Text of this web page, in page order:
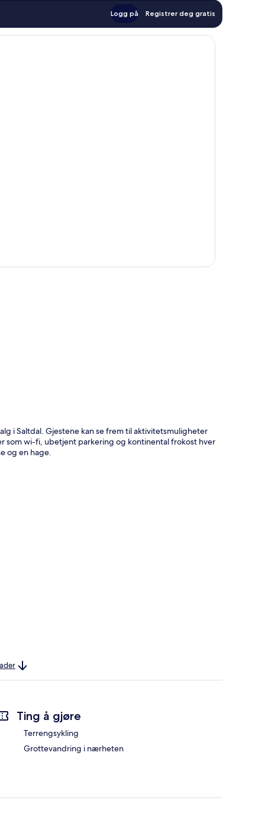
Logg på Registrer deg gratis
i Saltdal. Gjestene kan se frem til aktivitetsmuligheter
som wi-fi, ubetjent parkering og kontinental frokost hver
og en hage.
Ting å gjøre
Terrengsykling
Grottevandring i nærheten